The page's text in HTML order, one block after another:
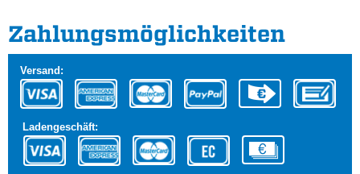
Zahlungs­möglichkeiten
Versand:
Ladengeschäft: